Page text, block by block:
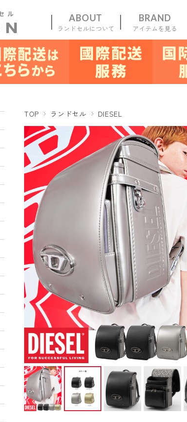
ABOUT
ランドセルについて
BRAND
アイテムを見る
商品一覧 新規会員
TOP ランドセル DIESEL